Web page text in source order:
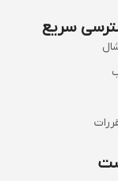
سریع